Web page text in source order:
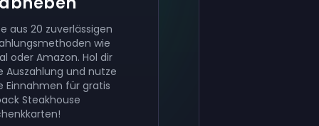
aus 20 zuverlässigen
wie
oder Amazon. Hol dir
Auszahlung und nutze
Einnahmen für gratis
Steakhouse